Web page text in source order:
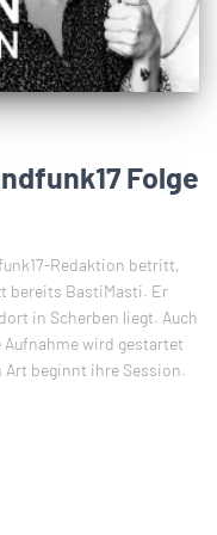
Folge
Redaktion betritt,
bereits BastiMasti. Er
in Scherben liegt. Auch
Aufnahme wird gestartet
Art beginnt ihre Session.